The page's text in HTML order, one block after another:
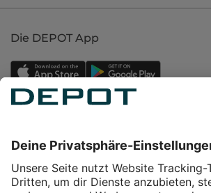
Die DEPOT App
Service